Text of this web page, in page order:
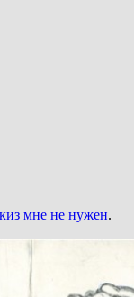
мне не нужен.